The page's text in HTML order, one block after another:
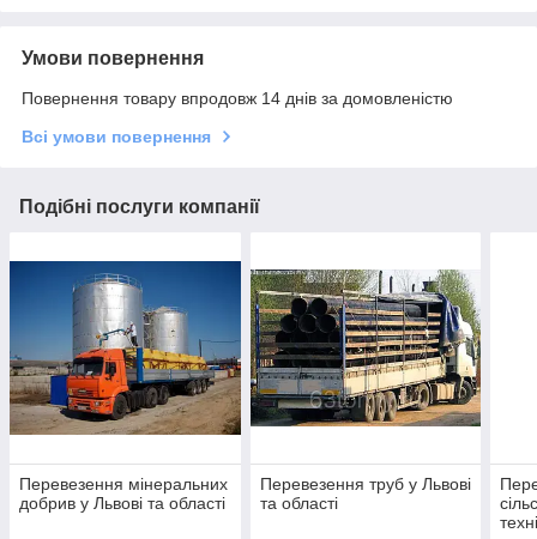
Умови повернення
Повернення товару впродовж 14 днів за домовленістю
Всі умови повернення
Подібні послуги компанії
Перевезення мінеральних
добрив у Львові та області
Перевезення труб у Львові
та області